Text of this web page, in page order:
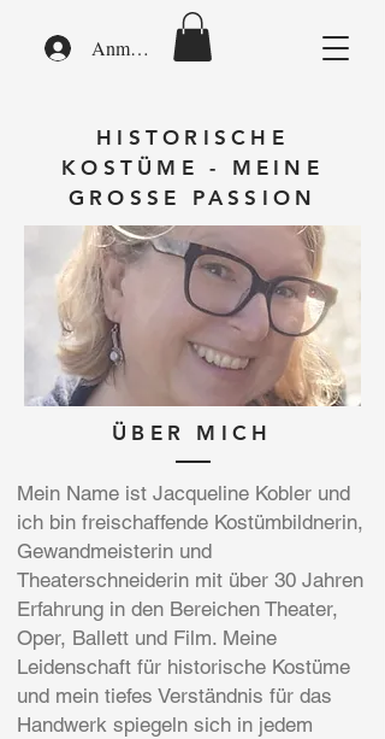
Anmelden
HISTORISCHE
KOSTÜME - MEINE
GROSSE PASSION
ÜBER MICH
Mein Name ist Jacqueline Kobler und
ich bin freischaffende Kostümbildnerin,
Gewandmeisterin und
Theaterschneiderin mit über 30 Jahren
Erfahrung in den Bereichen Theater,
Oper, Ballett und Film. Meine
Leidenschaft für historische Kostüme
und mein tiefes Verständnis für das
Handwerk spiegeln sich in jedem